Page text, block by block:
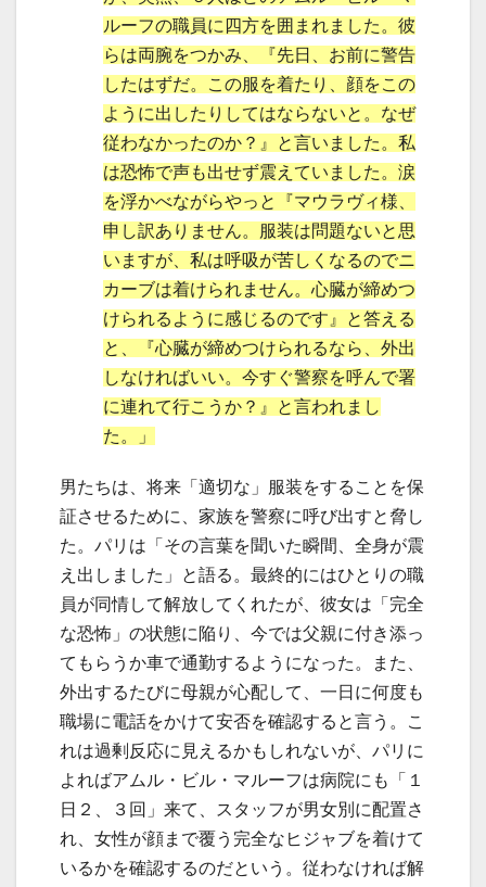
ルーフの職員に四方を囲まれました。彼
らは両腕をつかみ、『先日、お前に警告
したはずだ。この服を着たり、顔をこの
ように出したりしてはならないと。なぜ
従わなかったのか？』と言いました。私
は恐怖で声も出せず震えていました。涙
を浮かべながらやっと『マウラヴィ様、
申し訳ありません。服装は問題ないと思
いますが、私は呼吸が苦しくなるのでニ
カーブは着けられません。心臓が締めつ
けられるように感じるのです』と答える
と、『心臓が締めつけられるなら、外出
しなければいい。今すぐ警察を呼んで署
に連れて行こうか？』と言われまし
た。」
男たちは、将来「適切な」服装をすることを保
証させるために、家族を警察に呼び出すと脅し
た。パリは「その言葉を聞いた瞬間、全身が震
え出しました」と語る。最終的にはひとりの職
員が同情して解放してくれたが、彼女は「完全
な恐怖」の状態に陥り、今では父親に付き添っ
てもらうか車で通勤するようになった。また、
外出するたびに母親が心配して、一日に何度も
職場に電話をかけて安否を確認すると言う。こ
れは過剰反応に見えるかもしれないが、パリに
よればアムル・ビル・マルーフは病院にも「１
日２、３回」来て、スタッフが男女別に配置さ
れ、女性が顔まで覆う完全なヒジャブを着けて
いるかを確認するのだという。従わなければ解